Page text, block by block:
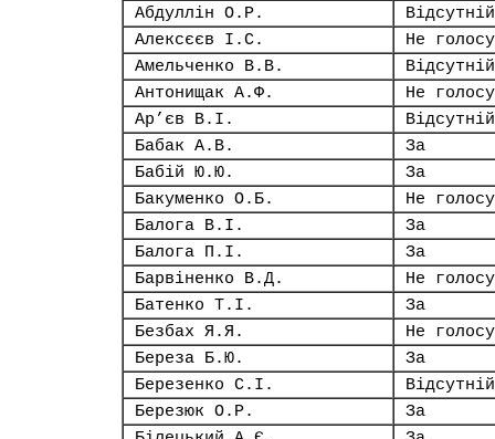
Абдуллін О.Р.
Відсутній
Алексєєв І.С.
Не
Амельченко В.В.
Відсутній
Антонищак А.Ф.
Не
Ар’єв В.І.
Відсутній
Бабак А.В.
За
Бабій Ю.Ю.
За
Бакуменко О.Б.
Не
Балога В.І.
За
Балога П.І.
За
Барвіненко В.Д.
Не
Батенко Т.І.
За
Безбах Я.Я.
Не
Береза Б.Ю.
За
Березенко С.І.
Відсутній
Березюк О.Р.
За